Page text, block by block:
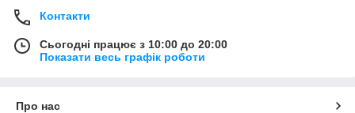
Контакти
Сьогодні працює з 10:00 до 20:00
Показати весь графік роботи
Про нас